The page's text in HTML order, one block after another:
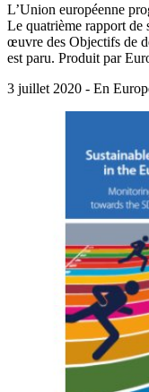
L’Union européenne
Le quatrième rapport de
œuvre des Objectifs de
est paru. Produit par
3 juillet 2020 - En